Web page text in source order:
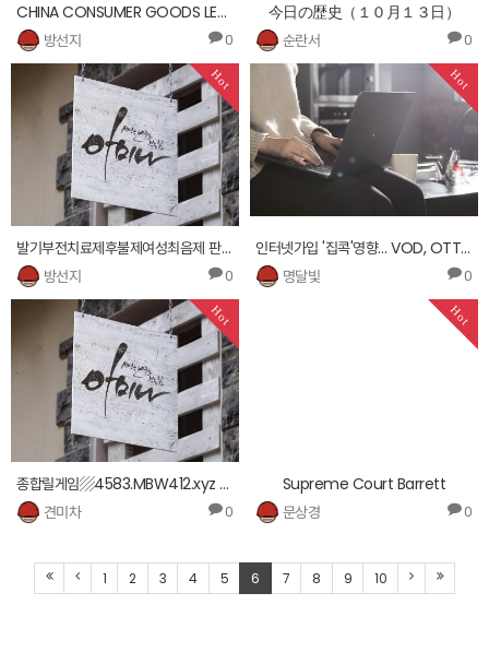
CHINA CONSUMER GOODS LENS PRODUCTION
방선지
0
今日の歴史（１０月１３日）
순란서
0
Hot
발기부전치료제후불제여성최음제 판매처㎣ 0722.via354.com ┸제펜섹스 파는곳섹스트롤 구매처 ☞
방선지
0
Hot
인터넷가입 '집콕'영향… VOD, OTT서비스 이용량 증가에따라 KT LG SK 인터넷·IPTV 등 가입 문…
명달빛
0
Hot
종합릴게임▨4583.MBW412.xyz ⊥황금성게임사이트 무료야마토바다릴종류 ┼
견미차
0
Hot
Supreme Court Barrett
문상경
0
1 2 3 4 5 6 7 8 9 10